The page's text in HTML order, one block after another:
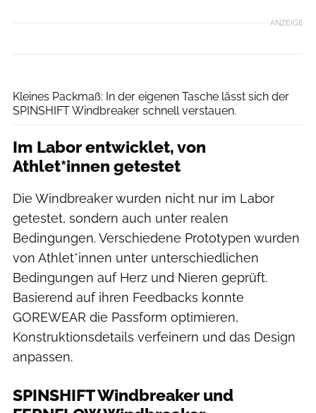
ANZEIGE
Kleines Packmaß: In der eigenen Tasche lässt sich der
SPINSHIFT Windbreaker schnell verstauen.
Im Labor entwicklet, von
Athlet*innen getestet
Die Windbreaker wurden nicht nur im Labor
getestet, sondern auch unter realen
Bedingungen. Verschiedene Prototypen wurden
von Athlet*innen unter unterschiedlichen
Bedingungen auf Herz und Nieren geprüft.
Basierend auf ihren Feedbacks konnte
GOREWEAR die Passform optimieren,
Konstruktionsdetails verfeinern und das Design
anpassen.
SPINSHIFT Windbreaker und